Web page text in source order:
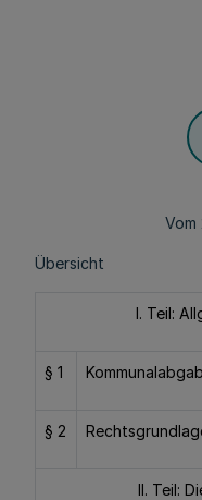
Vom
Übersicht
I. Teil:
§ 1
§ 2
II. Teil: